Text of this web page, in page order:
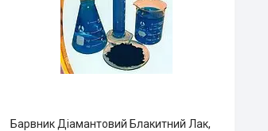
Барвник Діамантовий Блакитний Лак,